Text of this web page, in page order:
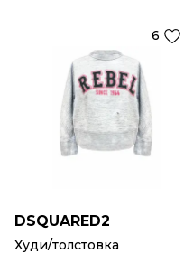
6
DSQUARED2
Худи/толстовка